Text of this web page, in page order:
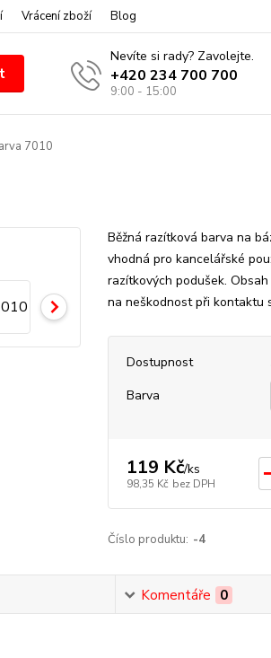
Vrácení zboží Blog
Nevíte si rady? Zavolejte.
+420 234 700 700
9:00 - 15:00
7010
Běžná razítková barva na
vhodná pro kancelářské
razítkových podušek.
na neškodnost při kontaktu
Dostupnost
Barva
119 Kč/ks
98,35 Kč bez DPH
Číslo produktu: -4
Komentáře 0